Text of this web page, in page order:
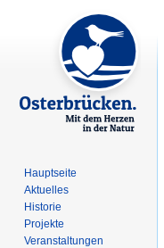
Hauptseite
Aktuelles
Historie
Projekte
Veranstaltungen